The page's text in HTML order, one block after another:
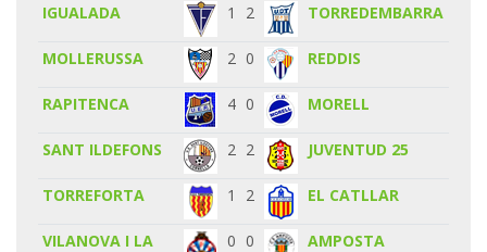
IGUALADA 1 2 TORREDEMBARRA
MOLLERUSSA 2 0 REDDIS
RAPITENCA 4 0 MORELL
SANT ILDEFONS 2 2 JUVENTUD 25
TORREFORTA 1 2 EL CATLLAR
VILANOVA I LA
0 0 AMPOSTA